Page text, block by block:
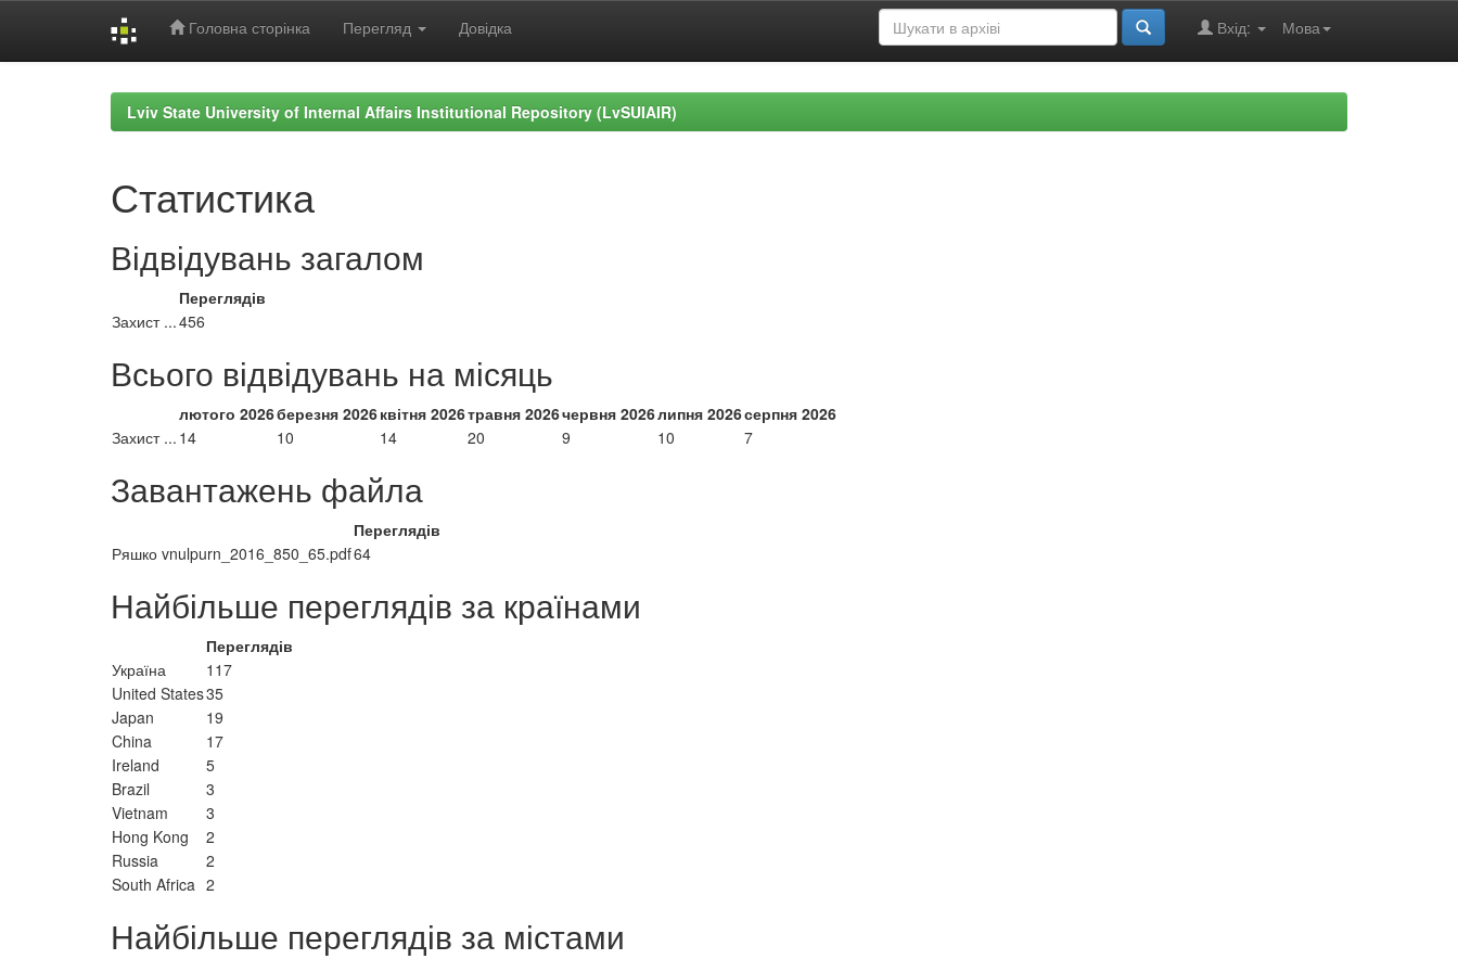
Головна сторінка Перегляд Довідка Мова
Вхід:
Lviv State University of Internal Affairs Institutional Repository (LvSUIAIR)
Статистика
Відвідувань загалом
Переглядів
Захист ...456
Всього відвідувань на місяць
лютого 2026березня 2026квітня 2026травня 2026червня 2026липня 2026серпня 2026
Захист ... 14 10 14 20 9 10 7
Завантажень файла
Переглядів
Ряшко vnulpurn_2016_850_65.pdf64
Найбільше переглядів за країнами
Переглядів
Україна
117
United States35
Japan
19
China
17
Ireland
5
Brazil
3
Vietnam
3
Hong Kong
2
Russia
2
South Africa 2
Найбільше переглядів за містами